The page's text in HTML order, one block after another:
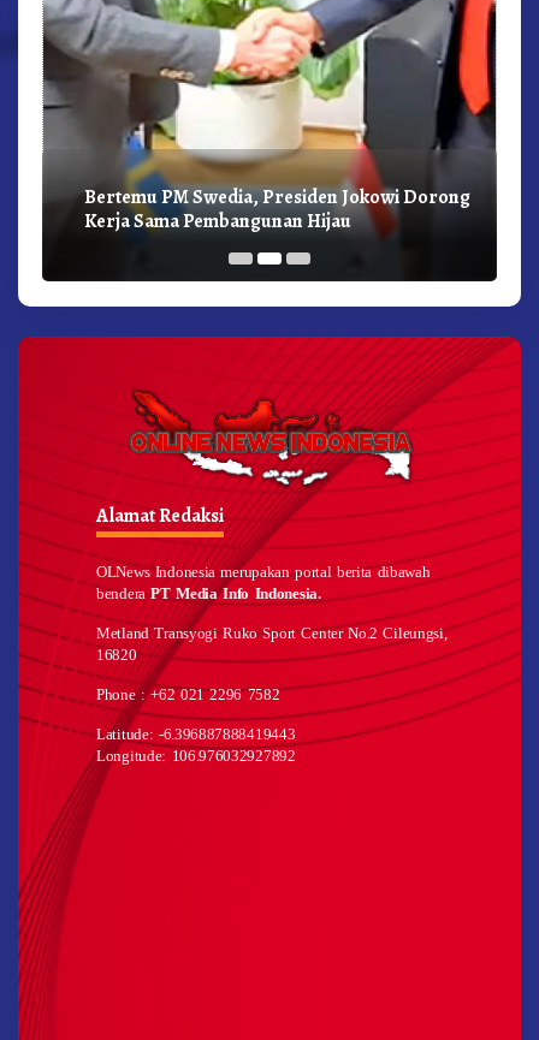
Bertemu PM Swedia, Presiden Jokowi Dorong
Kerja Sama Pembangunan Hijau
Alamat Redaksi
OLNews Indonesia merupakan portal berita dibawah
benderaPT Media Info Indonesia.
Metland Transyogi Ruko Sport Center No.2 Cileungsi,
16820
Phone : +62 021 2296 7582
Latitude: -6.396887888419443
Longitude: 106.976032927892